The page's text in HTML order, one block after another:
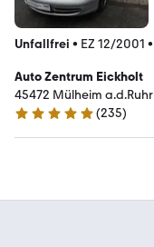
Unfallfrei • EZ 12/2001 •
Auto Zentrum Eickholt
45472 Mülheim a.d.Ruhr
4.8 Sterne
(235)